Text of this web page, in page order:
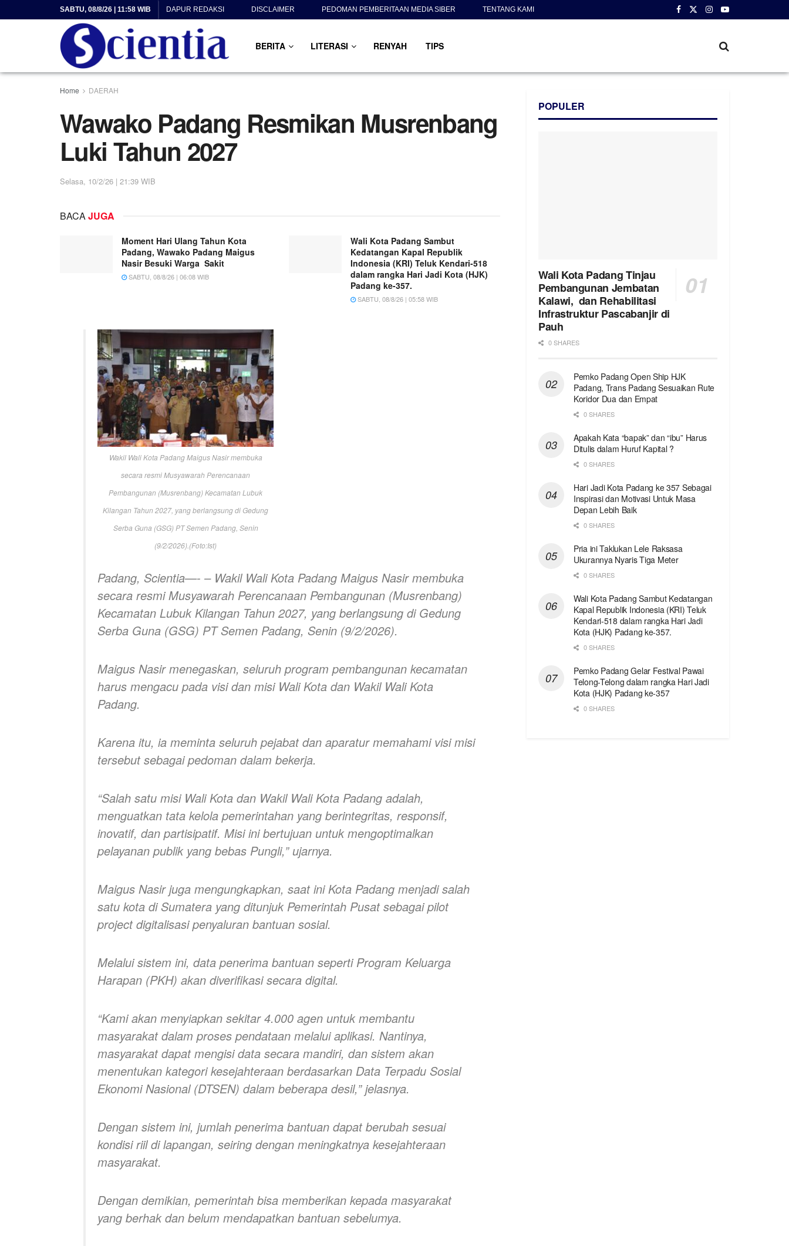
SABTU, 08/8/26 | 11:58 WIB DAPUR REDAKSI DISCLAIMER PEDOMAN PEMBERITAAN MEDIA SIBER TENTANG KAMI
BERITA LITERASI RENYAH TIPS
Home DAERAH
Wawako Padang Resmikan Musrenbang
Luki Tahun 2027
Selasa, 10/2/26 | 21:39 WIB
BACAJUGA
Moment Hari Ulang Tahun Kota
Padang, Wawako Padang Maigus
Nasir Besuki Warga Sakit
SABTU, 08/8/26 | 06:08 WIB
Wali Kota Padang Sambut
Kedatangan Kapal Republik
Indonesia (KRI) Teluk Kendari-518
dalam rangka Hari Jadi Kota (HJK)
Padang ke-357.
SABTU, 08/8/26 | 05:58 WIB
Wakil Wali Kota Padang Maigus Nasir membuka
secara resmi Musyawarah Perencanaan
Pembangunan (Musrenbang) Kecamatan Lubuk
Kilangan Tahun 2027, yang berlangsung di Gedung
Serba Guna (GSG) PT Semen Padang, Senin
(9/2/2026).(Foto:Ist)
Padang, Scientia—- – Wakil Wali Kota Padang Maigus Nasir membuka
secara resmi Musyawarah Perencanaan Pembangunan (Musrenbang)
Kecamatan Lubuk Kilangan Tahun 2027, yang berlangsung di Gedung
Serba Guna (GSG) PT Semen Padang, Senin (9/2/2026).
Maigus Nasir menegaskan, seluruh program pembangunan kecamatan
harus mengacu pada visi dan misi Wali Kota dan Wakil Wali Kota
Padang.
Karena itu, ia meminta seluruh pejabat dan aparatur memahami visi misi
tersebut sebagai pedoman dalam bekerja.
“Salah satu misi Wali Kota dan Wakil Wali Kota Padang adalah,
menguatkan tata kelola pemerintahan yang berintegritas, responsif,
inovatif, dan partisipatif. Misi ini bertujuan untuk mengoptimalkan
pelayanan publik yang bebas Pungli,” ujarnya.
Maigus Nasir juga mengungkapkan, saat ini Kota Padang menjadi salah
satu kota di Sumatera yang ditunjuk Pemerintah Pusat sebagai pilot
project digitalisasi penyaluran bantuan sosial.
Melalui sistem ini, data penerima bantuan seperti Program Keluarga
Harapan (PKH) akan diverifikasi secara digital.
“Kami akan menyiapkan sekitar 4.000 agen untuk membantu
masyarakat dalam proses pendataan melalui aplikasi. Nantinya,
masyarakat dapat mengisi data secara mandiri, dan sistem akan
menentukan kategori kesejahteraan berdasarkan Data Terpadu Sosial
Ekonomi Nasional (DTSEN) dalam beberapa desil,” jelasnya.
Dengan sistem ini, jumlah penerima bantuan dapat berubah sesuai
kondisi riil di lapangan, seiring dengan meningkatnya kesejahteraan
masyarakat.
Dengan demikian, pemerintah bisa memberikan kepada masyarakat
yang berhak dan belum mendapatkan bantuan sebelumya.
POPULER
Wali Kota Padang Tinjau
Pembangunan Jembatan
Kalawi, dan Rehabilitasi
Infrastruktur Pascabanjir di
Pauh
0 SHARES
Pemko Padang Open Ship HJK
Padang, Trans Padang Sesuaikan Rute
Koridor Dua dan Empat
0 SHARES
Apakah Kata “bapak” dan “ibu” Harus
Ditulis dalam Huruf Kapital ?
0 SHARES
Hari Jadi Kota Padang ke 357 Sebagai
Inspirasi dan Motivasi Untuk Masa
Depan Lebih Baik
0 SHARES
Pria ini Taklukan Lele Raksasa
Ukurannya Nyaris Tiga Meter
0 SHARES
Wali Kota Padang Sambut Kedatangan
Kapal Republik Indonesia (KRI) Teluk
Kendari-518 dalam rangka Hari Jadi
Kota (HJK) Padang ke-357.
0 SHARES
Pemko Padang Gelar Festival Pawai
Telong-Telong dalam rangka Hari Jadi
Kota (HJK) Padang ke-357
0 SHARES